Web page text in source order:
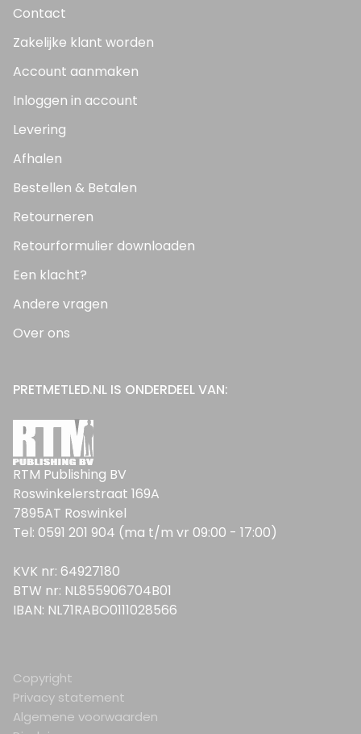
Contact
Zakelijke klant worden
Account aanmaken
Inloggen in account
Levering
Afhalen
Bestellen & Betalen
Retourneren
Retourformulier downloaden
Een klacht?
Andere vragen
Over ons
PRETMETLED.NL IS ONDERDEEL VAN:
RTM Publishing BV
Roswinkelerstraat 169A
7895AT Roswinkel
Tel: 0591 201 904 (ma t/m vr 09:00 - 17:00)
KVK nr: 64927180
BTW nr: NL855906704B01
IBAN: NL71RABO0111028566
Copyright
Privacy statement
Algemene voorwaarden